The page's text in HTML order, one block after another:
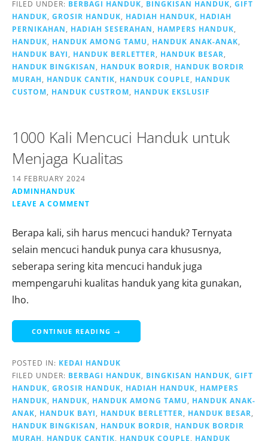
FILED UNDER: BERBAGI HANDUK, BINGKISAN HANDUK, GIFT
HANDUK, GROSIR HANDUK, HADIAH HANDUK, HADIAH
PERNIKAHAN, HADIAH SESERAHAN, HAMPERS HANDUK,
HANDUK, HANDUK AMONG TAMU, HANDUK ANAK-ANAK,
HANDUK BAYI, HANDUK BERLETTER, HANDUK BESAR,
HANDUK BINGKISAN, HANDUK BORDIR, HANDUK BORDIR
MURAH, HANDUK CANTIK, HANDUK COUPLE, HANDUK
CUSTOM, HANDUK CUSTROM, HANDUK EKSLUSIF
1000 Kali Mencuci Handuk untuk
Menjaga Kualitas
14 FEBRUARY 2024
ADMINHANDUK
LEAVE A COMMENT
Berapa kali, sih harus mencuci handuk? Ternyata
selain mencuci handuk punya cara khususnya,
seberapa sering kita mencuci handuk juga
mempengaruhi kualitas handuk yang kita gunakan,
lho.
CONTINUE READING →
POSTED IN: KEDAI HANDUK
FILED UNDER: BERBAGI HANDUK, BINGKISAN HANDUK, GIFT
HANDUK, GROSIR HANDUK, HADIAH HANDUK, HAMPERS
HANDUK, HANDUK, HANDUK AMONG TAMU, HANDUK ANAK-
ANAK, HANDUK BAYI, HANDUK BERLETTER, HANDUK BESAR,
HANDUK BINGKISAN, HANDUK BORDIR, HANDUK BORDIR
MURAH, HANDUK CANTIK, HANDUK COUPLE, HANDUK